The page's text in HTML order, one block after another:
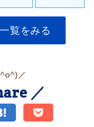
覧をみる
／
／